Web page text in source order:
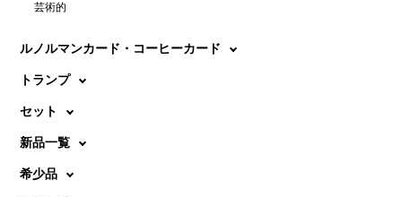
芸術的
ルノルマンカード・コーヒーカード
トランプ
セット
新品一覧
希少品